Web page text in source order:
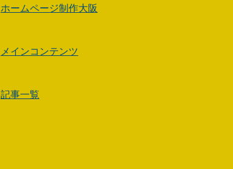
ホームページ制作大阪
メインコンテンツ
記事一覧